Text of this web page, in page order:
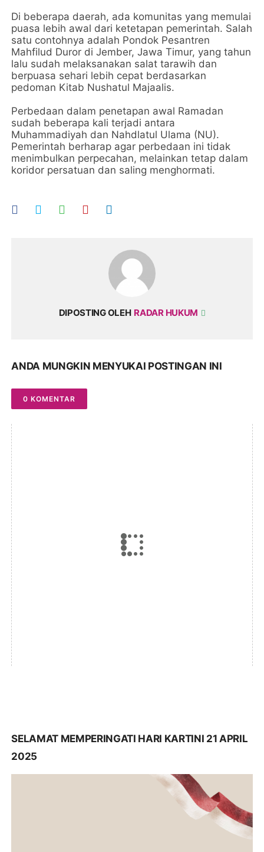
Di beberapa daerah, ada komunitas yang memulai
puasa lebih awal dari ketetapan pemerintah. Salah
satu contohnya adalah Pondok Pesantren
Mahfilud Duror di Jember, Jawa Timur, yang tahun
lalu sudah melaksanakan salat tarawih dan
berpuasa sehari lebih cepat berdasarkan
pedoman Kitab Nushatul Majaalis.
Perbedaan dalam penetapan awal Ramadan
sudah beberapa kali terjadi antara
Muhammadiyah dan Nahdlatul Ulama (NU).
Pemerintah berharap agar perbedaan ini tidak
menimbulkan perpecahan, melainkan tetap dalam
koridor persatuan dan saling menghormati.
DIPOSTING OLEH RADAR HUKUM
ANDA MUNGKIN MENYUKAI POSTINGAN INI
0 KOMENTAR
SELAMAT MEMPERINGATI HARI KARTINI 21 APRIL
2025